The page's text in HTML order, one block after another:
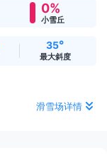
0%
小雪丘
35°
最大斜度
滑雪场详情